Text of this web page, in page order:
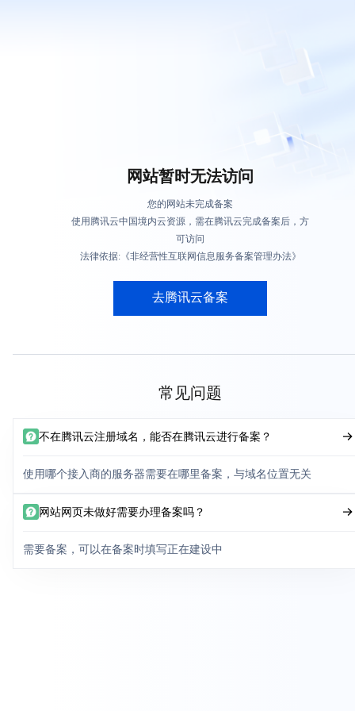
网站暂时无法访问
您的网站未完成备案
使用腾讯云中国境内云资源，需在腾讯云完成备案后，方
可访问
法律依据:《非经营性互联网信息服务备案管理办法》
去腾讯云备案
常见问题
不在腾讯云注册域名，能否在腾讯云进行备案？
使用哪个接入商的服务器需要在哪里备案，与域名位置无关
网站网页未做好需要办理备案吗？
需要备案，可以在备案时填写正在建设中